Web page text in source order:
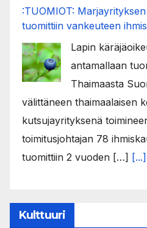
:TUOMIOT:
tuomittiin vankeuteen
Lapin
antamallaan
Thaimaasta
välittäneen thaimaalaisen
kutsujayrityksenä
toimitusjohtajan 78
tuomittiin 2 vuoden […] [...]
Kulttuuri